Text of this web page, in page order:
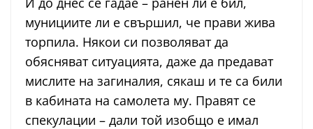
мунициите ли е свършил, че прави жива
торпила. Някои си позволяват да
обясняват ситуацията, даже да предават
мислите на загиналия, сякаш и те са били
в кабината на самолета му. Правят се
спекулации – дали той изобщо е имал